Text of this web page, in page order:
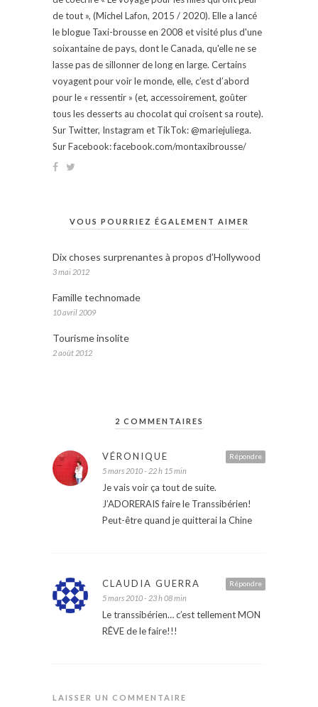
de tout », (Michel Lafon, 2015 / 2020). Elle a lancé
le blogue Taxi-brousse en 2008 et visité plus d'une
soixantaine de pays, dont le Canada, qu'elle ne se
lasse pas de sillonner de long en large. Certains
voyagent pour voir le monde, elle, c’est d’abord
pour le « ressentir » (et, accessoirement, goûter
tous les desserts au chocolat qui croisent sa route).
Sur Twitter, Instagram et TikTok: @mariejuliega.
Sur Facebook: facebook.com/montaxibrousse/
VOUS POURRIEZ ÉGALEMENT AIMER
Dix choses surprenantes à propos d’Hollywood
3 mai 2012
Famille technomade
10 avril 2009
Tourisme insolite
2 août 2012
2 COMMENTAIRES
Répondre
VÉRONIQUE
5 mars 2010 - 22 h 15 min
Je vais voir ça tout de suite.
J’ADORERAIS faire le Transsibérien!
Peut-être quand je quitterai la Chine
Répondre
CLAUDIA GUERRA
5 mars 2010 - 23 h 08 min
Le transsibérien… c’est tellement MON
RÊVE de le faire!!!
LAISSER UN COMMENTAIRE